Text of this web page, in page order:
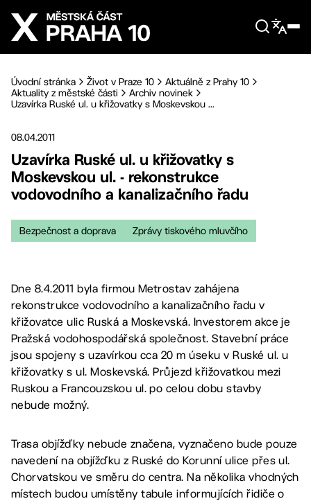
Přejít na hlavní obsah
Úvodní stránka Život v Praze 10
Aktuálně z Prahy 10
Aktuality z městské části
Archiv novinek
Uzavírka Ruské ul. u křižovatky s Moskevskou ...
08.04.2011
Uzavírka Ruské ul. u křižovatky s
Moskevskou ul. - rekonstrukce
vodovodního a kanalizačního řadu
Bezpečnost a doprava Zprávy tiskového mluvčího
Dne 8.4.2011 byla firmou Metrostav zahájena
rekonstrukce vodovodního a kanalizačního řadu v
křižovatce ulic Ruská a Moskevská. Investorem akce je
Pražská vodohospodářská společnost. Stavební práce
jsou spojeny s uzavírkou cca 20 m úseku v Ruské ul. u
křižovatky s ul. Moskevská. Průjezd křižovatkou mezi
Ruskou a Francouzskou ul. po celou dobu stavby
nebude možný.
Trasa objížďky nebude značena, vyznačeno bude pouze
navedení na objížďku z Ruské do Korunní ulice přes ul.
Chorvatskou ve směru do centra. Na několika vhodných
místech budou umístěny tabule informujících řidiče o